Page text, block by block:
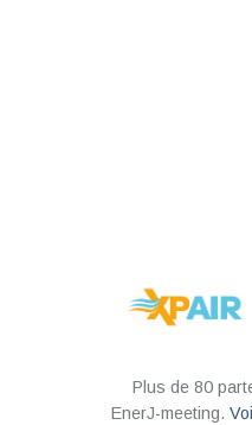
Plus de 80
EnerJ-meeting.